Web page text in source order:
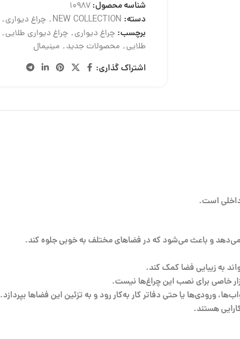
شناسه محصول:10987
دسته: NEW COLLECTION
, چراغ دیواری,
برچسب: چراغ دیواری, چراغ دیواری طلایی,
طلایی, محصولات جدید, مینیمال
اشتراک گذاری:
و باعث می‌شود که در فضاهای مختلف به خوبی جلوه کند.
خاصی برای نصب این چراغ‌ها نیست.
ورودی‌ها یا حتی دفاتر کار به‌کار رود و به تزئین این فضاها بپردازد.
هستند.